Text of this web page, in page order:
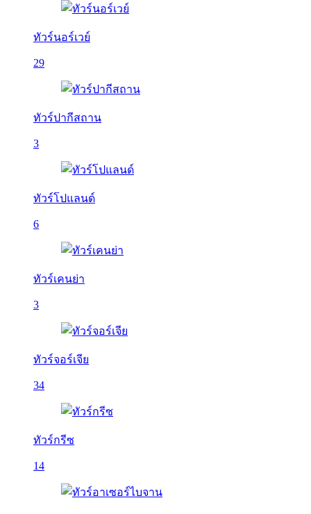
ทัวร์นอร์เวย์
29
ทัวร์ปากีสถาน
3
ทัวร์โปแลนด์
6
ทัวร์เคนย่า
3
ทัวร์จอร์เจีย
34
ทัวร์กรีซ
14